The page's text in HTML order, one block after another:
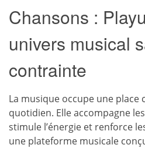
Chansons :
univers musical
contrainte
La musique occupe une place
quotidien. Elle accompagne
stimule l’énergie et renforce
une plateforme musicale